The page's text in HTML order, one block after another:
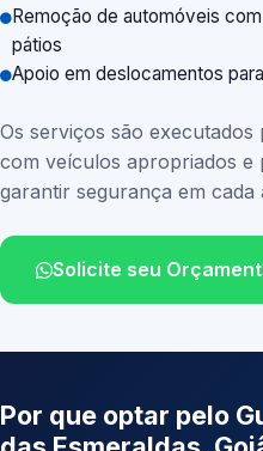
Remoção de automóveis
pátios
Apoio em deslocamentos
Os serviços são
com veículos apropriados e
garantir segurança em cada
Solicite seu
Por que optar pelo